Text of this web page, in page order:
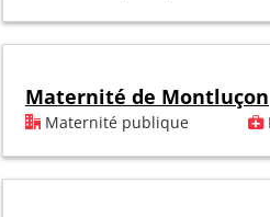
Maternité de Montluçon
Maternité publique